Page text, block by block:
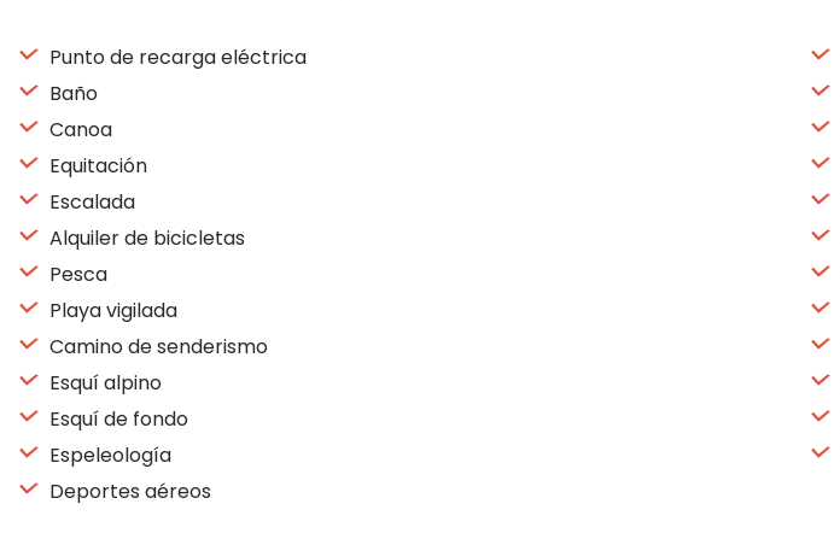
Punto de recarga eléctrica
Baño
Canoa
Equitación
Escalada
Alquiler de bicicletas
Pesca
Playa vigilada
Camino de senderismo
Esquí alpino
Esquí de fondo
Espeleología
Deportes aéreos